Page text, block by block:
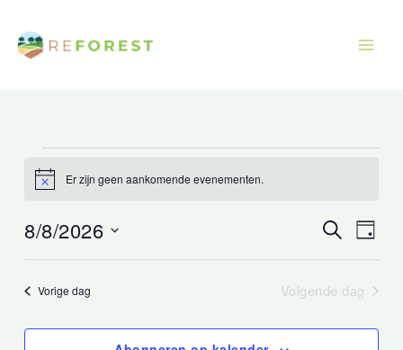
naar
inhoud
8,
2026
BerichtEr zijn geen aankomende evenementen.
en
weergeven
ZoekDag
8/8/2026
Selecteer
Vorige dag Volgende dag